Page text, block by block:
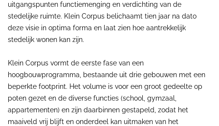
uitgangspunten functiemenging en verdichting van de
stedelijke ruimte. Klein Corpus belichaamt tien jaar na dato
deze visie in optima forma en laat zien hoe aantrekkelijk
stedelijk wonen kan zijn.
Klein Corpus vormt de eerste fase van een
hoogbouwprogramma, bestaande uit drie gebouwen met een
beperkte footprint. Het volume is voor een groot gedeelte op
poten gezet en de diverse functies (school, gymzaal,
appartementen) en zijn daarbinnen gestapeld, zodat het
maaiveld vrij blijft en onderdeel kan uitmaken van het